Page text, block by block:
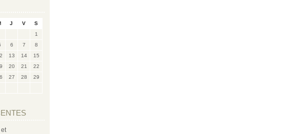
J V
S
1
6 7
8
13 14
15
20 21
22
27 28
29